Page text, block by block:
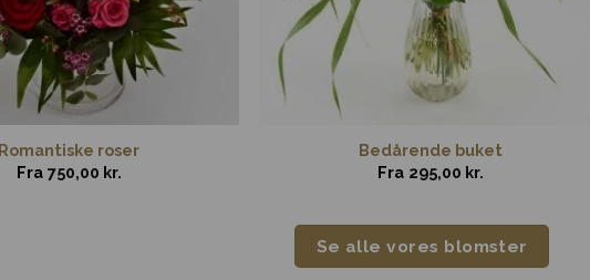
Romantiske roser
Fra 750,00 kr.
Bedårende buket
Fra 295,00 kr.
Se alle vores blomster